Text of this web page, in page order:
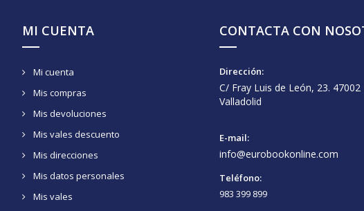
MI CUENTA
Mi cuenta
Mis compras
Mis devoluciones
Mis vales descuento
Mis direcciones
Mis datos personales
Mis vales
CONTACTA CON
Dirección:
C/ Fray Luis de León, 23. 47002
Valladolid
E-mail:
info@eurobookonline.com
Teléfono:
983 399 899